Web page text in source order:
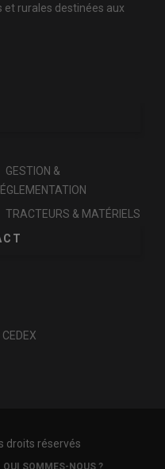
et rurales destinées aux
GESTION &
TRACTEURS & MATÉRIELS
droits réservés
QUI SOMMES-NOUS ?